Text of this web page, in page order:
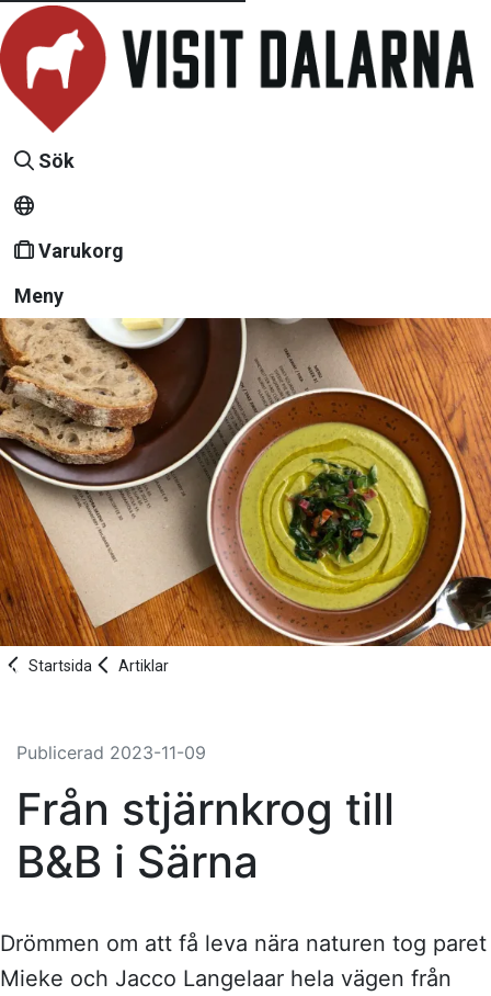
Sök
Varukorg
Meny
Startsida Artiklar
Publicerad 2023-11-09
Från stjärnkrog till
B&B i Särna
Drömmen om att få leva nära naturen tog paret
Mieke och Jacco Langelaar hela vägen från